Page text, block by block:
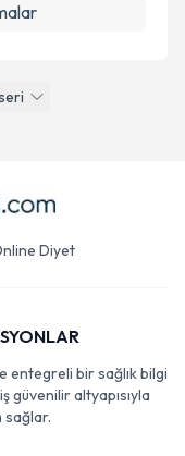
Diyet
entegreli bir sağlık bilgi
güvenilir altyapısıyla
sağlar.